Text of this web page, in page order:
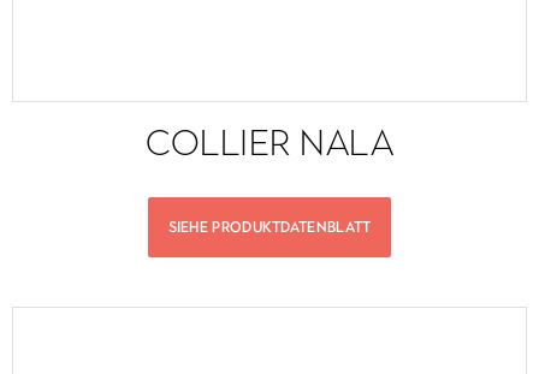
COLLIER NALA
SIEHE PRODUKTDATENBLATT